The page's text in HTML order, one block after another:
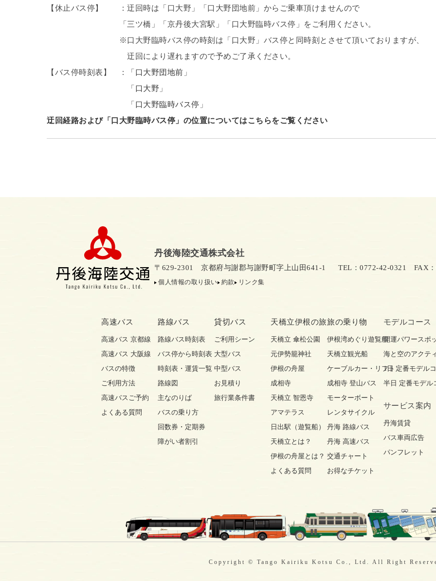
【休止バス停】 ：迂回時は「口大野」「口大野団地前」からご乗車頂けませんので
「三ツ橋」「京丹後大宮駅」「口大野臨時バス停」をご利用ください。
※口大野臨時バス停の時刻は「口大野」バス停と同時刻とさせて頂いておりますが、
迂回により遅れますので予めご了承ください。
【バス停時刻表】 ：「 口大野団地前 」
「 口大野 」
「 口大野臨時バス停 」
迂回経路および「口大野臨時バス停」の位置についてはこちらをご覧ください
丹後海陸交通株式会社
〒629-2301 京都府与謝郡与謝野町字上山田641-1 TEL：0772-42-0321 FAX：
個人情報の取り扱い 約款 リンク集
高速バス
高速バス 京都線
高速バス 大阪線
バスの特徴
ご利用方法
高速バスご予約
よくある質問
路線バス
路線バス時刻表
バス停から時刻表
時刻表・運賃一覧
路線図
主なのりば
バスの乗り方
回数券・定期券
障がい者割引
貸切バス
ご利用シーン
大型バス
中型バス
お見積り
旅行業条件書
天橋立伊根の旅
天橋立 傘松公園
元伊勢籠神社
伊根の舟屋
成相寺
天橋立 智恩寺
アマテラス
日出駅（遊覧船）
天橋立とは？
伊根の舟屋とは？
よくある質問
旅の乗り物
伊根湾めぐり遊覧船
天橋立観光船
ケーブルカー・リフト
成相寺 登山バス
モーターボート
レンタサイクル
丹海 路線バス
丹海 高速バス
交通チャート
お得なチケット
モデルコース
開運パワースポ
海と空のアクテ
1日 定番モデル
半日 定番モデル
サービス案内
丹海賃貸
バス車両広告
パンフレット
Copyright © Tango Kairiku Kotsu Co., Ltd. All Right